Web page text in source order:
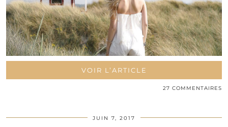
VOIR L’ARTICLE
27 COMMENTAIRES
JUIN 7, 2017